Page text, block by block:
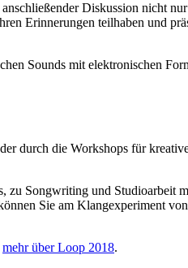
Diskussion nicht
Erinnerungen teilhaben und
Sounds mit elektronischen
durch die Workshops für
zu Songwriting und Studioarbeit
Sie am Klangexperiment
mehr über Loop 2018.